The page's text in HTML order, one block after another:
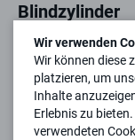
Blindzylinder
Filtern
Wir verwenden
Wir können diese
platzieren, um
Inhalte
Erlebnis zu
verwendeten